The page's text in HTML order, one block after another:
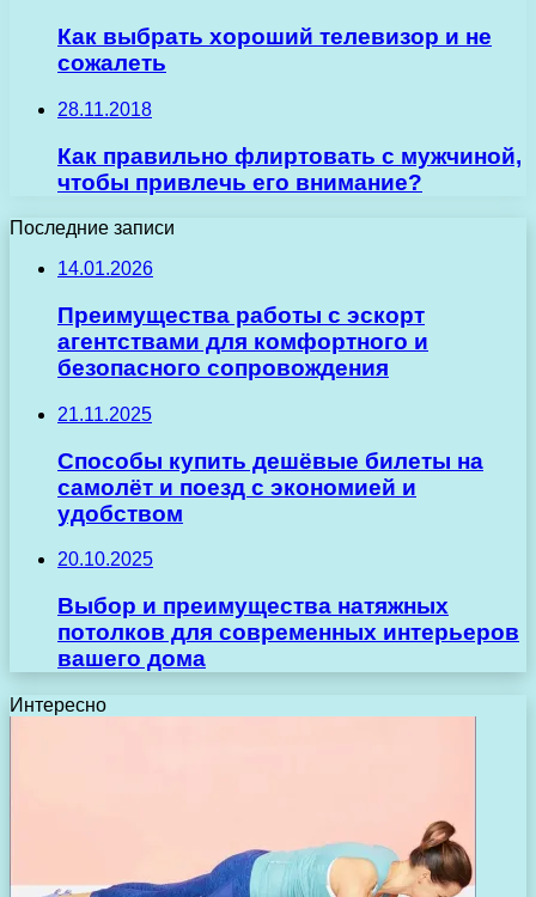
Как выбрать хороший телевизор и не
сожалеть
28.11.2018
Как правильно флиртовать с мужчиной,
чтобы привлечь его внимание?
Последние записи
14.01.2026
Преимущества работы с эскорт
агентствами для комфортного и
безопасного сопровождения
21.11.2025
Способы купить дешёвые билеты на
самолёт и поезд с экономией и
удобством
20.10.2025
Выбор и преимущества натяжных
потолков для современных интерьеров
вашего дома
Интересно